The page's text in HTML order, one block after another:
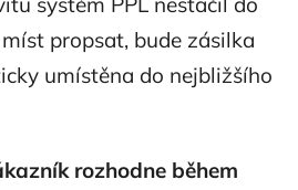
propsat, bude zásilka
umístěna do nejbližšího
rozhodne během